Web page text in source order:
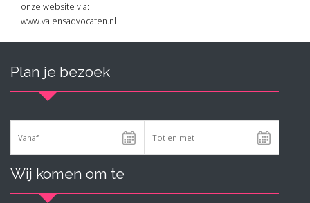
onze website via:
www.valensadvocaten.nl
Plan je bezoek
Wij komen om te